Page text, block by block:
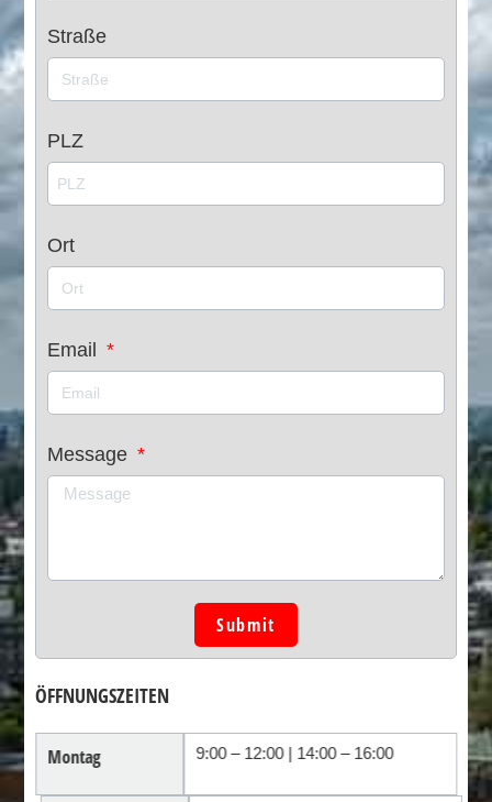
Straße
PLZ
Ort
Email
Message
Submit
ÖFFNUNGSZEITEN
Montag 9:00 – 12:00 | 14:00 – 16:00